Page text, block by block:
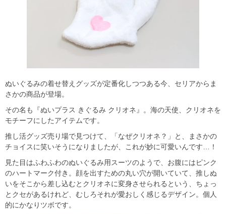
ぬいぐるみの着せ替えグッズが定番化しつつある今、セリアからま
さかの商品が登場。
その名も『ぬいプラス きぐるみ クリオネ』。海の天使、クリオネを
モチーフにしたアイテムです。
推し活グッズ売り場で見つけて、「なぜクリオネ？」と、まさかの
チョイスに笑いそうになりましたが、これが妙に可愛いんです…！
見た目はふわふわのぬいぐるみ用スーツのようで、お腹にはピンク
のハートマーク付き。顔を出すための丸い穴が開いていて、推しぬ
いをそこから差し込むとクリオネに変身させられるという、ちょっ
とクセがあるけれど、むしろそれが愛おしく感じるデザイン。個人
的にかなりツボです。